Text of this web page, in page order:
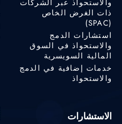
والاستحواذ عبر الشركات
ذات الغرض الخاص
(SPAC)
استشارات الدمج
والاستحواذ في السوق
المالية السويسرية
خدمات إضافية في الدمج
والاستحواذ
الاستشارات